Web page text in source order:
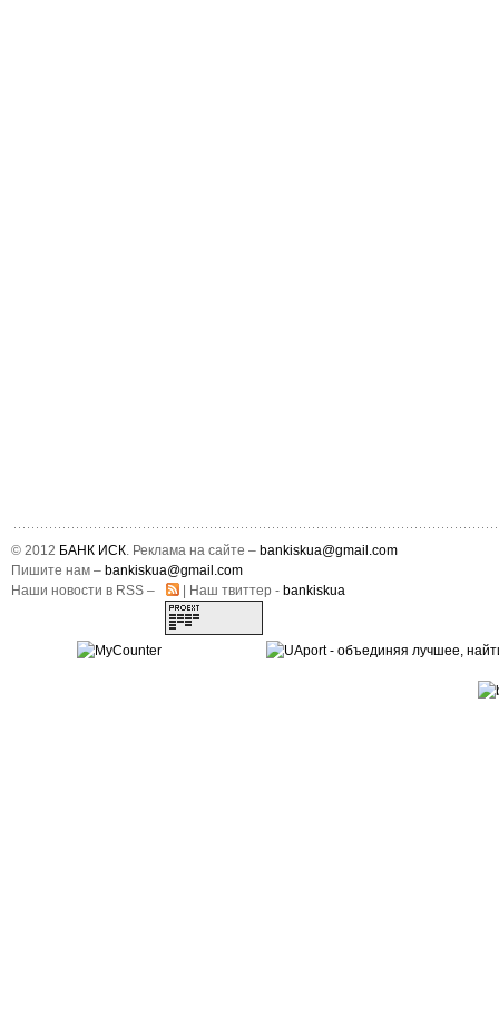
© 2012 БАНК ИСК. Реклама на сайте – bankiskua@gmail.com
Пишите нам – bankiskua@gmail.com
Наши новости в RSS –
| Наш твиттер - bankiskua